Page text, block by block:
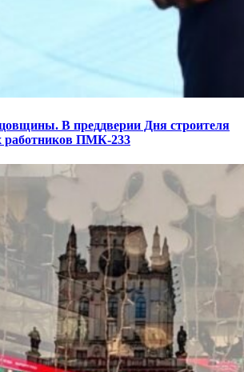
В преддверии Дня строителя
работников ПМК-233